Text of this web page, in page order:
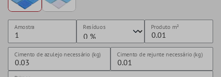
Amostra Resíduos Produto m²
Cimento de azulejo necessário (kg) Cimento de rejunte necessário (kg)